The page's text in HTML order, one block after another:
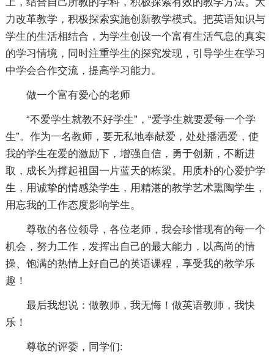
力改革教学，积极探索实施创新教学模式。把英语知识与
学生的生活相结合，为学生创设一个富有生活气息的真实
的学习情境，同时注重学生的探究发现，引导学生在学习
中学会合作交流，提高学习能力。
做一个富有爱心的老师
“不爱学生就教不好学生”，“爱学生就要爱每一个学
生”。作为一名教师，要无私地奉献爱，处处播洒爱，使
我的学生在爱的激励下，增强自信，勇于创新，不断进
取，成长为撑起祖国一片蓝天的栋梁。用质朴的心爱护学
生，用诚挚的情感染学生，用精湛的教学艺术熏陶学生，
用忘我的工作态度影响学生。
尊敬的各位领导，各位老师，我会珍惜现有的每一个
机会，努力工作，发挥出自己的最大能力，以高尚的情
操、饱满的热情上好自己的英语课程，享受我的教学乐
趣！
最后我想说：做教师，我无悔！做英语教师，我快
乐！
尊敬的评委，同学们: